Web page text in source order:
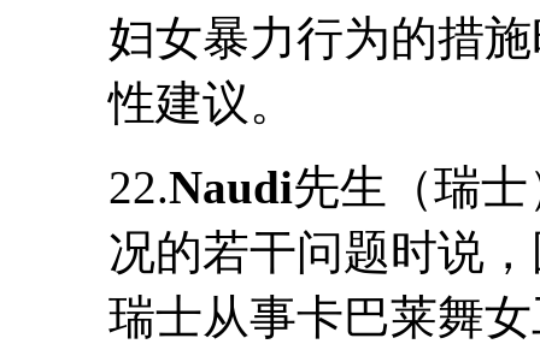
妇女暴力行为的措
性建议。
22.Naudi先生（瑞
况的若干问题时说
瑞士从事卡巴莱舞